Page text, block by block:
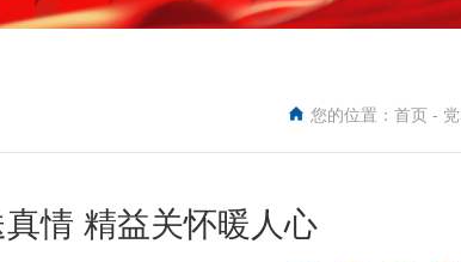
您的位置： 首页 -
情 精益关怀暖人心